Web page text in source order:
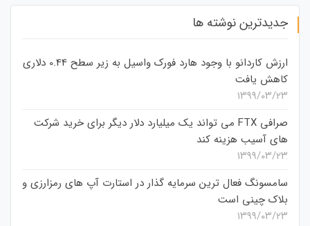
جدیدترین نوشته ها
ارزش کاردانو با وجود هارد فورک واسیل به زیر سطح 0.44 دلاری
کاهش یافت
۱۳۹۹/۰۳/۲۳
صرافی FTX می تواند یک میلیارد دلار دیگر برای خرید شرکت
های آسیب هزینه کند
۱۳۹۹/۰۳/۲۳
سامسونگ فعال‌ ترین سرمایه‌ گذار در استارت‌ آپ‌ های رمزارزی و
بلاک چینی است
۱۳۹۹/۰۳/۲۳